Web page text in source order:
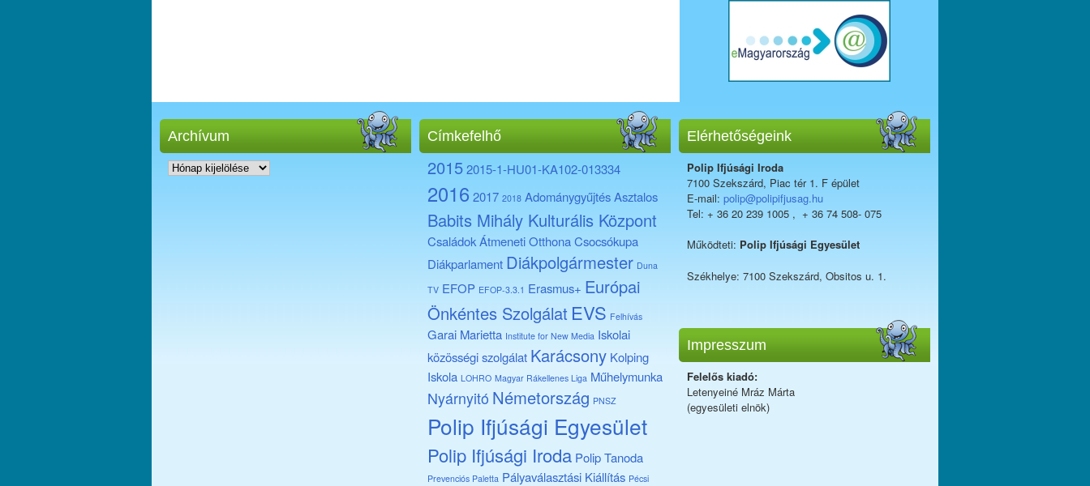
Archívum
Archívum
Címkefelhő
20152015-1-HU01-KA102-013334
2016 2017 2018 AdománygyűjtésAsztalos
Babits Mihály Kulturális Központ
Családok Átmeneti OtthonaCsocsókupa
Diákparlament Diákpolgármester Duna
TV EFOP EFOP-3.3.1 Erasmus+ Európai
Önkéntes Szolgálat EVS Felhívás
Garai Marietta Institute for New Media Iskolai
közösségi szolgálat Karácsony Kolping
Iskola LOHRO Magyar Rákellenes Liga Műhelymunka
Nyárnyitó Németország PNSZ
Polip Ifjúsági Egyesület
Polip Ifjúsági Iroda Polip Tanoda
Prevenciós Paletta Pályaválasztási Kiállítás Pécsi
Elérhetőségeink
Polip Ifjúsági Iroda
7100 Szekszárd, Piac tér 1. F épület
E-mail: polip@polipifjusag.hu
Tel: + 36 20 239 1005 , + 36 74 508- 075
Működteti: Polip Ifjúsági Egyesület
Székhelye: 7100 Szekszárd, Obsitos u. 1.
Impresszum
Felelős kiadó:
Letenyeiné Mráz Márta
(egyesületi elnök)